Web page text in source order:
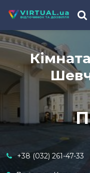
+38 (032) 261-47-33